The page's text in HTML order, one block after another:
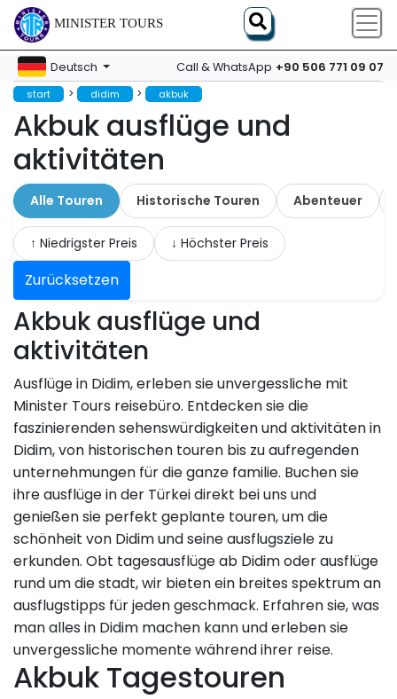
MINISTER TOURS
Deutsch Call & WhatsApp +90 506 771 09 07
start > didim > akbuk
Akbuk ausflüge und
aktivitäten
Alle Touren Historische Touren Abenteuer
↑ Niedrigster Preis ↓ Höchster Preis
Zurücksetzen
Akbuk ausflüge und
aktivitäten
Ausflüge in Didim, erleben sie unvergessliche mit
Minister Tours reisebüro. Entdecken sie die
faszinierenden sehenswürdigkeiten und aktivitäten in
Didim, von historischen touren bis zu aufregenden
unternehmungen für die ganze familie. Buchen sie
ihre ausflüge in der Türkei direkt bei uns und
genießen sie perfekt geplante touren, um die
schönheit von Didim und seine ausflugsziele zu
erkunden. Obt tagesausflüge ab Didim oder ausflüge
rund um die stadt, wir bieten ein breites spektrum an
ausflugstipps für jeden geschmack. Erfahren sie, was
man alles in Didim machen kann und erleben sie
unvergessliche momente während ihrer reise.
Akbuk Tagestouren